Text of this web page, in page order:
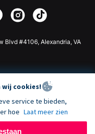
Blvd #4106, Alexandria, VA
wij cookies!
service te bieden,
hoe Laat meer zien